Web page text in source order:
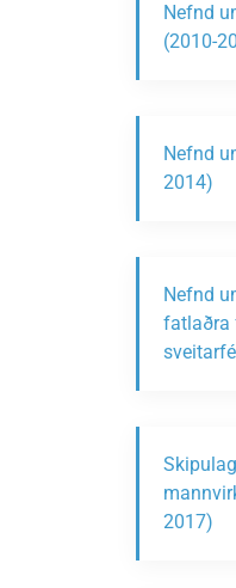
Nefnd
(2010-
Nefnd
2014)
Nefnd
fatlaðra
2017)